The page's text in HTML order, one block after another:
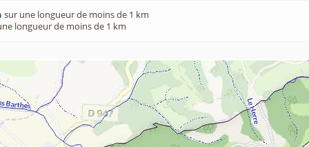
sur une longueur de moins de 1 km
longueur de moins de 1 km